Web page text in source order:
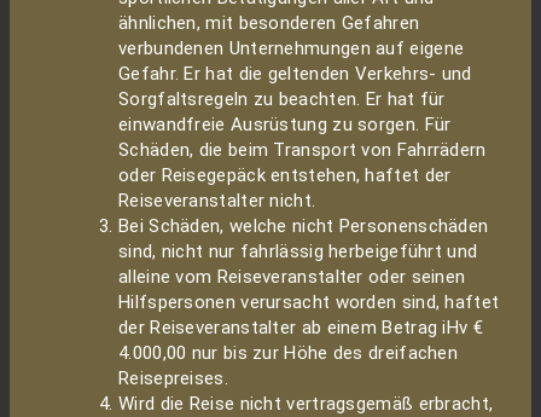
ähnlichen, mit besonderen Gefahren
verbundenen Unternehmungen auf eigene
Gefahr. Er hat die geltenden Verkehrs- und
Sorgfaltsregeln zu beachten. Er hat für
einwandfreie Ausrüstung zu sorgen. Für
Schäden, die beim Transport von Fahrrädern
oder Reisegepäck entstehen, haftet der
Reiseveranstalter nicht.
Bei Schäden, welche nicht Personenschäden
sind, nicht nur fahrlässig herbeigeführt und
alleine vom Reiseveranstalter oder seinen
Hilfspersonen verursacht worden sind, haftet
der Reiseveranstalter ab einem Betrag iHv €
4.000,00 nur bis zur Höhe des dreifachen
Reisepreises.
Wird die Reise nicht vertragsgemäß erbracht,